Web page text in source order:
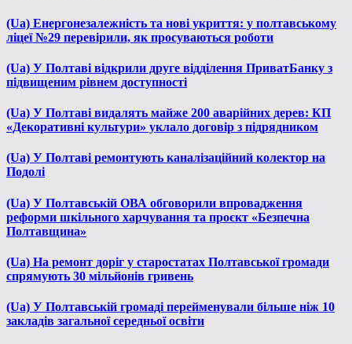
(Ua) Енергонезалежність та нові укриття: у полтавському
ліцеї №29 перевірили, як просуваються роботи
(Ua) У Полтаві відкрили друге відділення ПриватБанку з
підвищеним рівнем доступності
(Ua) У Полтаві видалять майже 200 аварійних дерев: КП
«Декоративні культури» уклало договір з підрядником
(Ua) У Полтаві ремонтують каналізаційний колектор на
Подолі
(Ua) У Полтавській ОВА обговорили впровадження
реформи шкільного харчування та проєкт «Безпечна
Полтавщина»
(Ua) На ремонт доріг у старостатах Полтавської громади
спрямують 30 мільйонів гривень
(Ua) У Полтавській громаді перейменували більше ніж 10
закладів загальної середньої освіти